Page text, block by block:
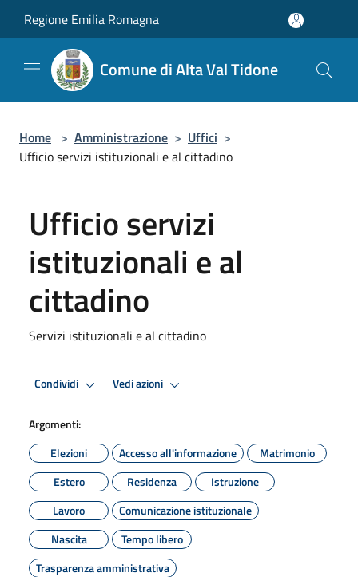
Regione Emilia Romagna
Comune di Alta Val Tidone
Home > Amministrazione > Uffici >
Ufficio servizi istituzionali e al cittadino
Ufficio servizi
istituzionali e al
cittadino
Servizi istituzionali e al cittadino
Condividi Vedi azioni
Argomenti:
Elezioni
Accesso all'informazione
Matrimonio
Estero
Residenza
Istruzione
Lavoro
Comunicazione istituzionale
Nascita
Tempo libero
Trasparenza amministrativa